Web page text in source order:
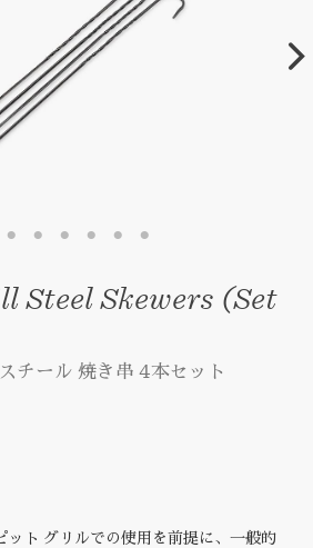
Steel Skewers (Set
チール 焼き串 4本セット
ット グリルでの使用を前提に、一般的